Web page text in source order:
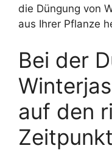
die Düngung von
aus Ihrer Pflanze
Bei der
auf den